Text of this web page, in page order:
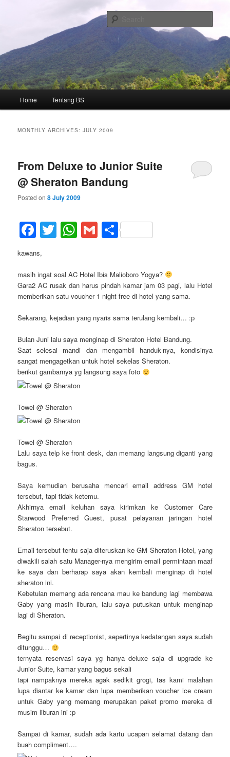
BS' notes
Home Tentang BS
MONTHLY ARCHIVES:JULY 2009
From Deluxe to Junior Suite
@ Sheraton Bandung
Posted on8 July 2009
Facebook
Twitter
WhatsApp
Gmail
Share
kawans,
masih ingat soal AC Hotel Ibis Malioboro Yogya?
Gara2 AC rusak dan harus pindah kamar jam 03 pagi, lalu Hotel
memberikan satu voucher 1 night free di hotel yang sama.
Sekarang, kejadian yang nyaris sama terulang kembali… :p
Bulan Juni lalu saya menginap di Sheraton Hotel Bandung.
Saat selesai mandi dan mengambil handuk-nya, kondisinya
sangat mengagetkan untuk hotel sekelas Sheraton.
berikut gambarnya yg langsung saya foto
Towel @ Sheraton
Towel @ Sheraton
Lalu saya telp ke front desk, dan memang langsung diganti yang
bagus.
Saya kemudian berusaha mencari email address GM hotel
tersebut, tapi tidak ketemu.
Akhirnya email keluhan saya kirimkan ke Customer Care
Starwood Preferred Guest, pusat pelayanan jaringan hotel
Sheraton tersebut.
Email tersebut tentu saja diteruskan ke GM Sheraton Hotel, yang
diwakili salah satu Manager-nya mengirim email permintaan maaf
ke saya dan berharap saya akan kembali menginap di hotel
sheraton ini.
Kebetulan memang ada rencana mau ke bandung lagi membawa
Gaby yang masih liburan, lalu saya putuskan untuk menginap
lagi di Sheraton.
Begitu sampai di receptionist, sepertinya kedatangan saya sudah
ditunggu…
ternyata reservasi saya yg hanya deluxe saja di upgrade ke
Junior Suite, kamar yang bagus sekali
tapi nampaknya mereka agak sedikit grogi, tas kami malahan
lupa diantar ke kamar dan lupa memberikan voucher ice cream
untuk Gaby yang memang merupakan paket promo mereka di
musim liburan ini :p
Sampai di kamar, sudah ada kartu ucapan selamat datang dan
buah compliment….